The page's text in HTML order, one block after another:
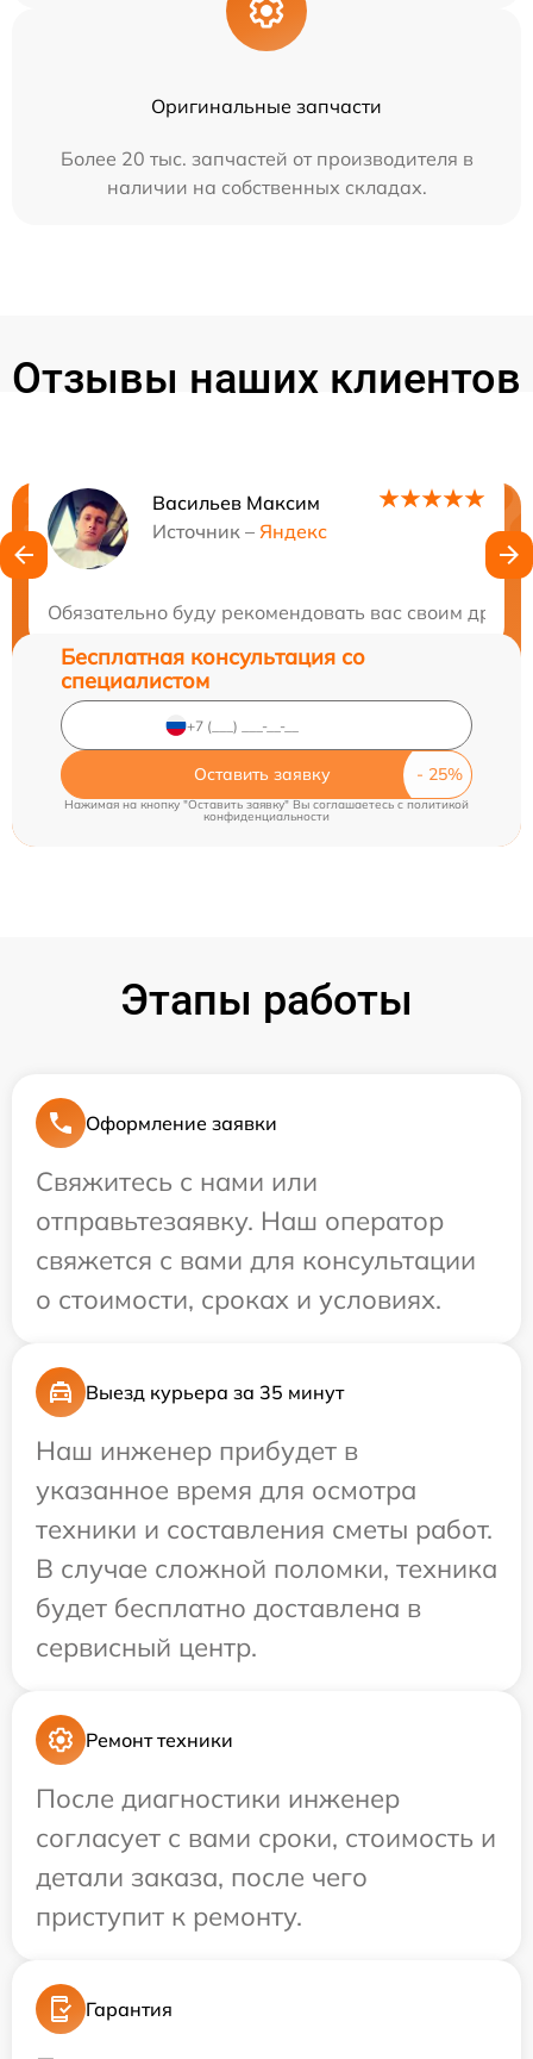
Оригинальные запчасти
Более 20 тыс. запчастей от производителя в
наличии на собственных складах.
Отзывы наших клиентов
Васильев Максим
Источник – Яндекс
Обязательно буду рекомендовать вас своим
Нужна консультация?
Бесплатная консультация со
специалистом
Оставить заявку
Нажимая на кнопку "Оставить заявку" Вы соглашаетесь c политикой
конфиденциальности
Этапы работы
Оформление заявки
Свяжитесь с нами или
отправьтезаявку. Наш оператор
свяжется с вами для консультации
о стоимости, сроках и условиях.
Выезд курьера за 35 минут
Наш инженер прибудет в
указанное время для осмотра
техники и составления сметы работ.
В случае сложной поломки, техника
будет бесплатно доставлена в
сервисный центр.
Ремонт техники
После диагностики инженер
согласует с вами сроки, стоимость и
детали заказа, после чего
приступит к ремонту.
Гарантия